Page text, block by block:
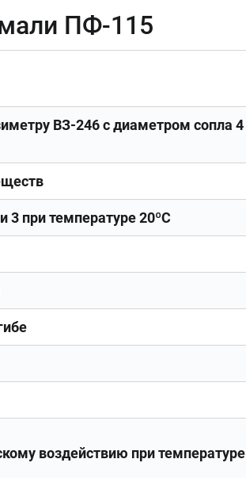
ПФ-115
ВЗ-246 с диаметром сопла 4
3 при температуре 20ºС
воздействию при температуре